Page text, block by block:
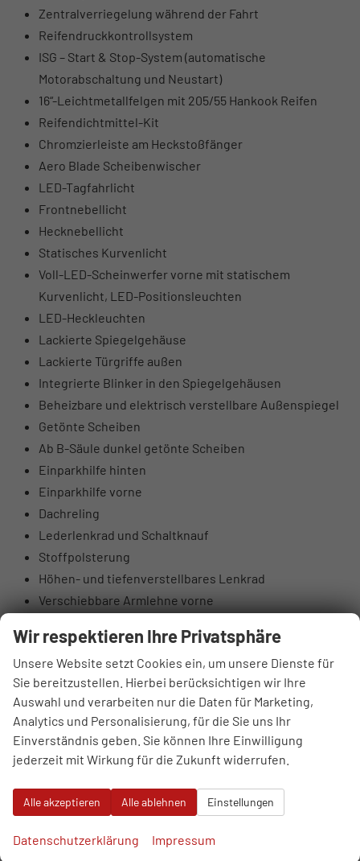
Zentralverriegelung während der Fahrt
Reifendruckkontrollsystem
ISG – Start & Stop-System (automatische
Motorabschaltung und Neustart)
16“-Leichtmetallfelgen mit 205/55 Hankook Reifen
Reifendichtmittel-Kit
Chromzierleiste am Heckstoßfänger
Aero Blade Scheibenwischer
LED-Tagfahrlicht
Frontnebellicht
Hecknebellicht
Statisches Kurvenlicht
Voll-LED-Scheinwerfer vorne mit statischem
Kurvenlicht, LED-Positionsleuchten
LED-Heckleuchten
Lackierte Spiegelgehäuse
Lackierte Türgriffe außen
Integrierte Blinker in den Spiegelgehäusen
Beheizbare und elektrisch verstellbare Außenspiegel
Getönte Scheiben
Ab B-Säule dunkel getönte Scheiben
Einparkhilfe hinten
Einparkhilfe vorne
Dachreling
Lederlenkrad und Schaltknauf
Stoffpolsterung
Höhen- und tiefenverstellbares Lenkrad
Verschiebbare Armlehne vorne
Höhenverstellbarer Fahrer- und Beifahrersitz
Rücksitzlehnen 60:40 klappbar
Elektrisch einstellbare Lendenstütze Fahrer
Hintere Lüftungsdüsen
Sonnenbrillenfach
Supervision-Instrumentenpanel 10,25“ TFT LCD
4 Lautsprecher: vorne 2 + hinten 2
6 Lautsprecher: Hochtonlautsprecher vorne
USB-Anschlüsse vorne
Wir respektieren Ihre Privatsphäre
Unsere Website setzt Cookies ein, um unsere Dienste für
Sie bereitzustellen. Hierbei berücksichtigen wir Ihre
Auswahl und verarbeiten nur die Daten für Marketing,
Analytics und Personalisierung, für die Sie uns Ihr
Einverständnis geben. Sie können Ihre Einwilligung
jederzeit mit Wirkung für die Zukunft widerrufen.
Alle akzeptieren Alle ablehnen Einstellungen
Datenschutzerklärung Impressum